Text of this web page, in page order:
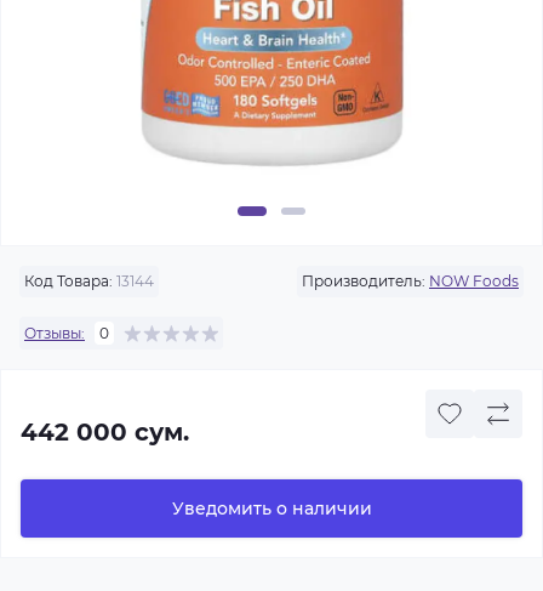
Код Товара: 13144 Производитель: NOW Foods
Отзывы: 0
442 000 сум.
Уведомить о наличии